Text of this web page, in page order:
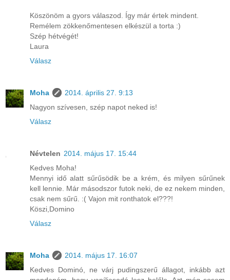
Köszönöm a gyors válaszod. Így már értek mindent.
Remélem zökkenőmentesen elkészül a torta :)
Szép hétvégét!
Laura
Válasz
Moha
2014. április 27. 9:13
Nagyon szívesen, szép napot neked is!
Válasz
Névtelen 2014. május 17. 15:44
Kedves Moha!
Mennyi idő alatt sűrűsödik be a krém, és milyen sűrűnek
kell lennie. Már másodszor futok neki, de ez nekem minden,
csak nem sűrű. :( Vajon mit ronthatok el???!
Köszi,Domino
Válasz
Moha
2014. május 17. 16:07
Kedves Dominó, ne várj pudingszerű állagot, inkább azt